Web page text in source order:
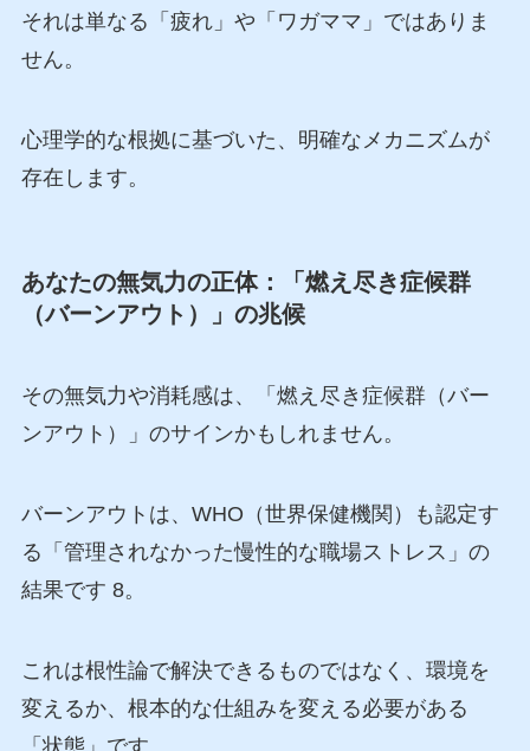
それは単なる「疲れ」や「ワガママ」ではありま
せん。
心理学的な根拠に基づいた、明確なメカニズムが
存在します。
あなたの無気力の正体：「燃え尽き症候群
（バーンアウト）」の兆候
その無気力や消耗感は、「燃え尽き症候群（バー
ンアウト）」のサインかもしれません。
バーンアウトは、WHO（世界保健機関）も認定す
る「管理されなかった慢性的な職場ストレス」の
結果です 8。
これは根性論で解決できるものではなく、環境を
変えるか、根本的な仕組みを変える必要がある